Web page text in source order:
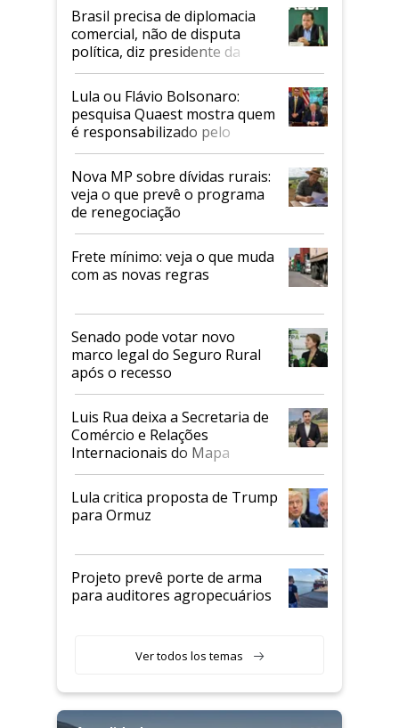
Brasil precisa de diplomacia
comercial, não de disputa
política, diz presidente da
Faesp
Lula ou Flávio Bolsonaro:
pesquisa Quaest mostra quem
é responsabilizado pelo
tarifaço dos EUA
Nova MP sobre dívidas rurais:
veja o que prevê o programa
de renegociação
Frete mínimo: veja o que muda
com as novas regras
Senado pode votar novo
marco legal do Seguro Rural
após o recesso
Luis Rua deixa a Secretaria de
Comércio e Relações
Internacionais do Mapa
Lula critica proposta de Trump
para Ormuz
Projeto prevê porte de arma
para auditores agropecuários
Ver todos los temas